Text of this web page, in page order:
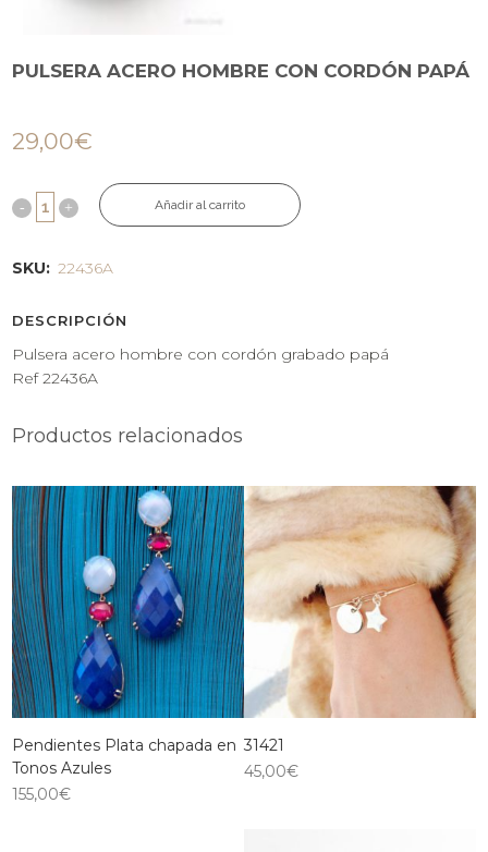
PULSERA ACERO HOMBRE CON CORDÓN PAPÁ
29,00€
Añadir al carrito
SKU: 22436A
DESCRIPCIÓN
Pulsera acero hombre con cordón grabado papá
Ref 22436A
Productos relacionados
Pendientes Plata chapada en
Tonos Azules
155,00€
31421
45,00€